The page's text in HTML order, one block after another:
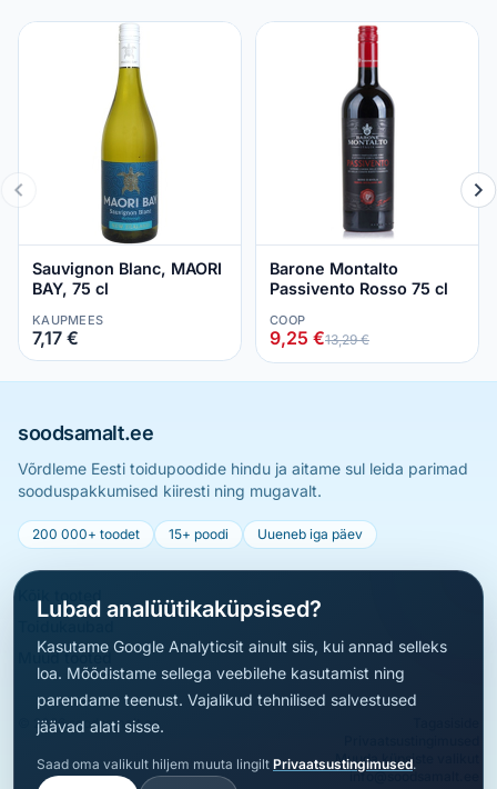
Sauvignon Blanc, MAORI
BAY, 75 cl
KAUPMEES
7,17 €
Barone Montalto
Passivento Rosso 75 cl
COOP
9,25 €13,29 €
soodsamalt.ee
Võrdleme Eesti toidupoodide hindu ja aitame sul leida parimad
sooduspakkumised kiiresti ning mugavalt.
200 000+ toodet 15+ poodi Uueneb iga päev
Muud tooted
© 2026 soodsamalt.ee
Muuda küpsiste valikut
info@soodsamalt.ee
Lubad analüütikaküpsised?
Kasutame Google Analyticsit ainult siis, kui annad selleks
loa. Mõõdistame sellega veebilehe kasutamist ning
parendame teenust. Vajalikud tehnilised salvestused
jäävad alati sisse.
Saad oma valikult hiljem muuta lingilt Privaatsustingimused.